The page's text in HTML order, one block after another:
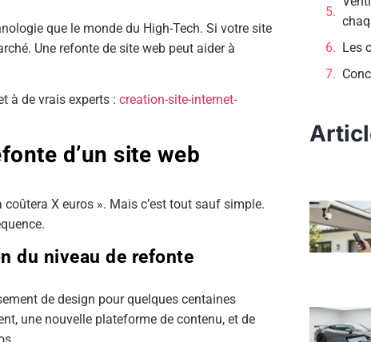
que le monde du High-Tech. Si votre site
Une refonte de site web peut aider à
à de vrais experts : creation-site-internet-
d’un site web
X euros ». Mais c’est tout sauf simple.
du niveau de refonte
de design pour quelques centaines
une nouvelle plateforme de contenu, et de
Les